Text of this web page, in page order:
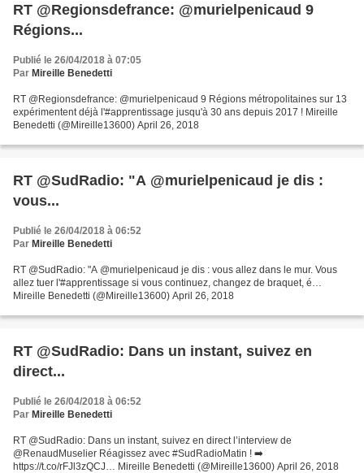
RT @Regionsdefrance: @murielpenicaud 9
Régions...
Publié le 26/04/2018 à 07:05
Par Mireille Benedetti
RT @Regionsdefrance: @murielpenicaud 9 Régions métropolitaines sur 13
expérimentent déjà l'#apprentissage jusqu'à 30 ans depuis 2017 ! Mireille
Benedetti (@Mireille13600) April 26, 2018
RT @SudRadio: "A @murielpenicaud je dis :
vous...
Publié le 26/04/2018 à 06:52
Par Mireille Benedetti
RT @SudRadio: "A @murielpenicaud je dis : vous allez dans le mur. Vous
allez tuer l'#apprentissage si vous continuez, changez de braquet, é…
Mireille Benedetti (@Mireille13600) April 26, 2018
RT @SudRadio: Dans un instant, suivez en
direct...
Publié le 26/04/2018 à 06:52
Par Mireille Benedetti
RT @SudRadio: Dans un instant, suivez en direct l’interview de
@RenaudMuselier Réagissez avec #SudRadioMatin ! ➡️
https://t.co/rFJl3zQCJ… Mireille Benedetti (@Mireille13600) April 26, 2018